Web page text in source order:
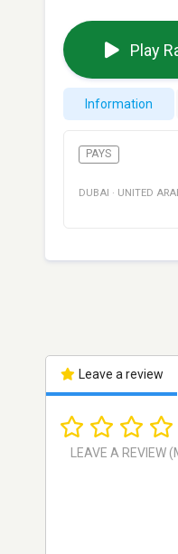
Play
Information
PAYS
DUBAI · UNITED
Leave a review